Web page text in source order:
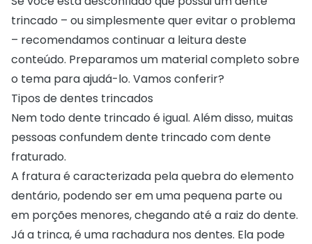
trincado – ou simplesmente quer evitar o problema
– recomendamos continuar a leitura deste
conteúdo. Preparamos um material completo sobre
o tema para ajudá-lo. Vamos conferir?
Tipos de dentes trincados
Nem todo dente trincado é igual. Além disso, muitas
pessoas confundem dente trincado com dente
fraturado.
A fratura é caracterizada pela quebra do elemento
dentário, podendo ser em uma pequena parte ou
em porções menores, chegando até a raiz do dente.
Já a trinca, é uma rachadura nos dentes. Ela pode